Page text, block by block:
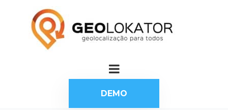
DEMO